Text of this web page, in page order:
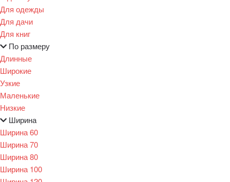
Для одежды
Для дачи
Для книг
По размеру
Длинные
Широкие
Узкие
Маленькие
Низкие
Ширина
Ширина 60
Ширина 70
Ширина 80
Ширина 100